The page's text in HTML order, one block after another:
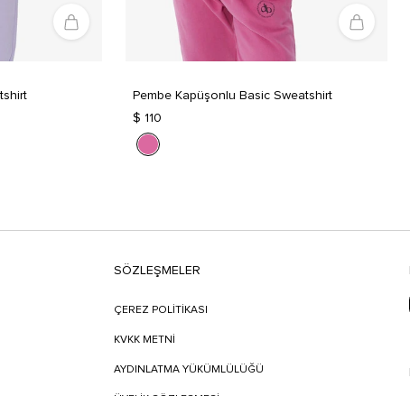
Pembe Kapüşonlu Basic Sweatshirt
$ 110
SÖZLEŞMELER
ÇEREZ POLİTİKASI
KVKK METNİ
AYDINLATMA YÜKÜMLÜLÜĞÜ